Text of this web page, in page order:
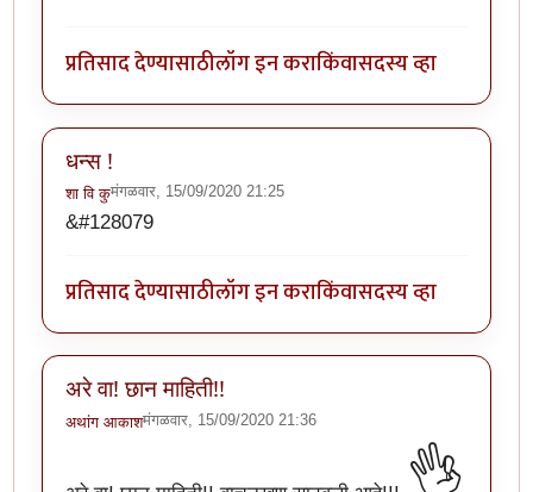
प्रतिसाद देण्यासाठीलॉग इन कराकिंवासदस्य व्हा
धन्स !
शा वि कुमंगळवार, 15/09/2020 21:25
&#128079
प्रतिसाद देण्यासाठीलॉग इन कराकिंवासदस्य व्हा
अरे वा! छान माहिती!!
अथांग आकाशमंगळवार, 15/09/2020 21:36